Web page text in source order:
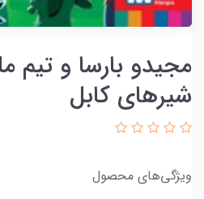
شیرهای کابل
ویژگی‌های محصول